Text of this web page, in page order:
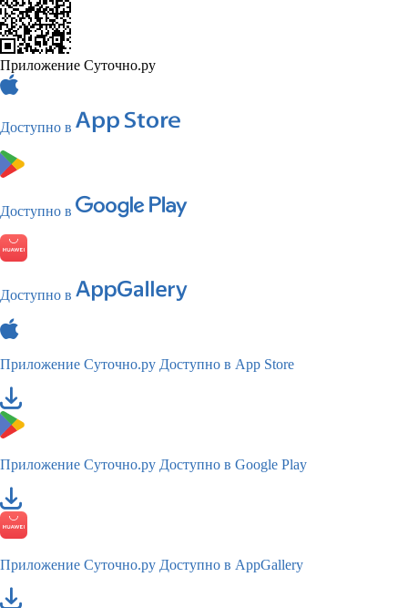
Приложение Суточно.ру
Доступно в
Доступно в
Доступно в
Приложение Суточно.ру Доступно в App Store
Приложение Суточно.ру Доступно в Google Play
Приложение Суточно.ру Доступно в AppGallery